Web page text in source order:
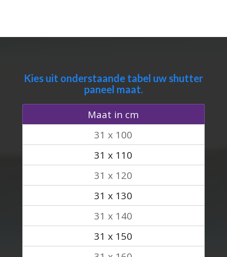
Kies uit onderstaande tabel uw shutter
paneel maat.
Maat in cm
31 x 100
31 x 110
31 x 120
31 x 130
31 x 140
31 x 150